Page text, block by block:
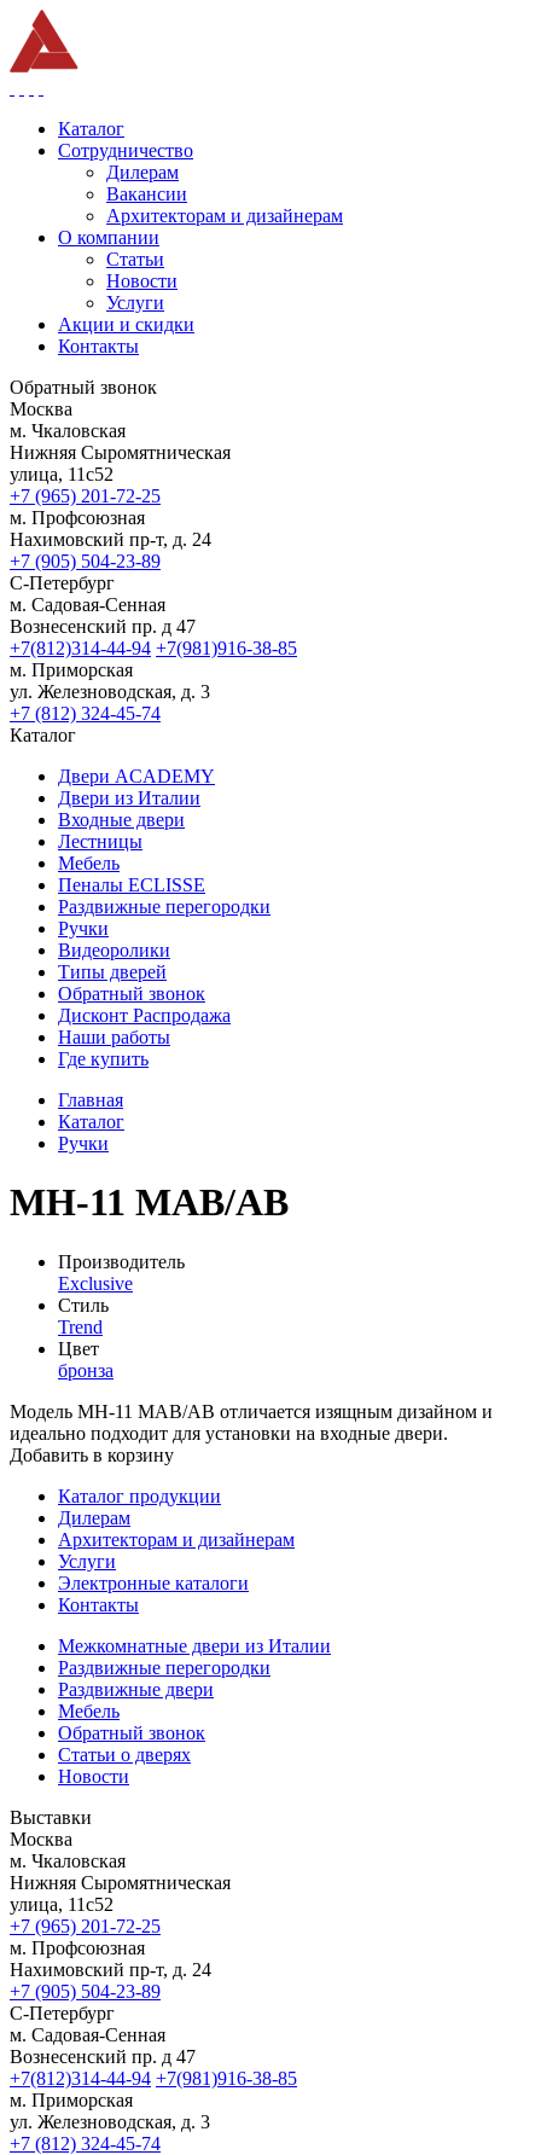
Каталог
Сотрудничество
Дилерам
Вакансии
Архитекторам и дизайнерам
О компании
Статьи
Новости
Услуги
Акции и скидки
Контакты
Обратный звонок
Москва
м. Чкаловская
Нижняя Сыромятническая
улица, 11с52
+7 (965) 201-72-25
м. Профсоюзная
Нахимовский пр-т, д. 24
+7 (905) 504-23-89
С-Петербург
м. Садовая-Сенная
Вознесенский пр. д 47
+7(812)314-44-94 +7(981)916-38-85
м. Приморская
ул. Железноводская, д. 3
+7 (812) 324-45-74
Каталог
Двери ACADEMY
Двери из Италии
Входные двери
Лестницы
Мебель
Пеналы ECLISSE
Раздвижные перегородки
Ручки
Видеоролики
Типы дверей
Обратный звонок
Дисконт Распродажа
Наши работы
Где купить
Главная
Каталог
Ручки
MH-11 MAB/AB
Производитель
Exclusive
Стиль
Trend
Цвет
бронза
Модель MH‑11 MAB/AB отличается изящным дизайном и
идеально подходит для установки на входные двери.
Добавить в корзину
Каталог продукции
Дилерам
Архитекторам и дизайнерам
Услуги
Электронные каталоги
Контакты
Межкомнатные двери из Италии
Раздвижные перегородки
Раздвижные двери
Мебель
Обратный звонок
Статьи о дверях
Новости
Выставки
Москва
м. Чкаловская
Нижняя Сыромятническая
улица, 11с52
+7 (965) 201-72-25
м. Профсоюзная
Нахимовский пр-т, д. 24
+7 (905) 504-23-89
С-Петербург
м. Садовая-Сенная
Вознесенский пр. д 47
+7(812)314-44-94 +7(981)916-38-85
м. Приморская
ул. Железноводская, д. 3
+7 (812) 324-45-74